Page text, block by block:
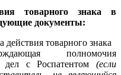
товарного знака в
документы:
действия товарного знака
полномочия
дел с Роспатентом (если